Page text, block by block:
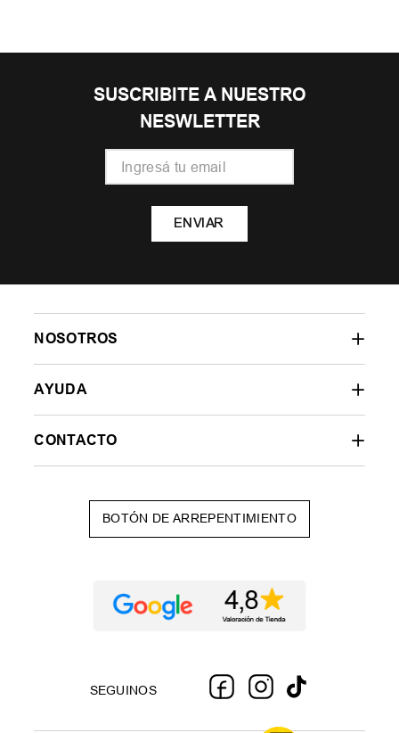
SUSCRIBITE A NUESTRO
NESWLETTER
ENVIAR
NOSOTROS
AYUDA
CONTACTO
BOTÓN DE ARREPENTIMIENTO
SEGUINOS